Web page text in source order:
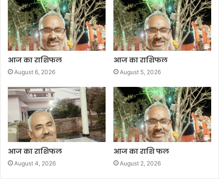
आज का राशिफल
August 6, 2026
आज का राशिफल
August 5, 2026
आज का राशिफल
August 4, 2026
आज का राशि फल
August 2, 2026